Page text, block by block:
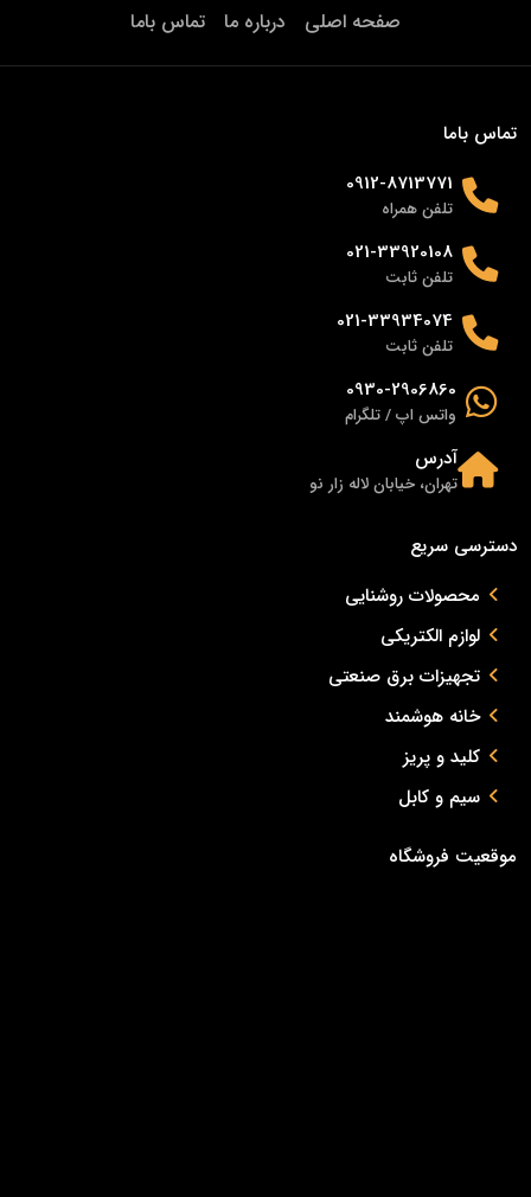
صفحه اصلی درباره ما تماس باما
تماس باما
0912-8713771
تلفن همراه
021-33920108
تلفن ثابت
021-33934074
تلفن ثابت
0930-2906860
واتس اپ / تلگرام
آدرس
تهران، خیابان لاله زار نو
دسترسی سریع
محصولات روشنایی
لوازم الکتریکی
تجهیزات برق صنعتی
خانه هوشمند
کلید و پریز
سیم و کابل
موقعیت فروشگاه